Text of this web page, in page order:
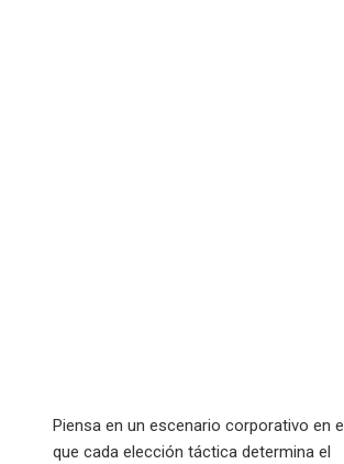
Piensa en un escenario corporativo en el
que cada elección táctica determina el